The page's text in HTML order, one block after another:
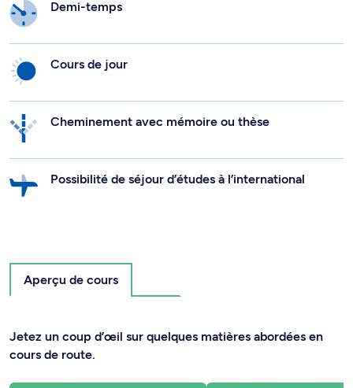
Demi-temps
Cours de jour
Cheminement avec mémoire ou thèse
Possibilité de séjour d’études à l’international
Aperçu de cours
Jetez un coup d’œil sur quelques matières abordées en
cours de route.